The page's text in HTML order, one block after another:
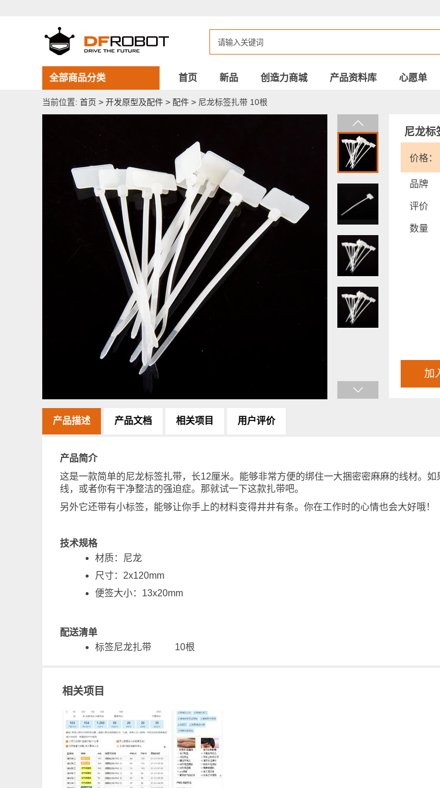
全部商品分类 首页 新品 创造力商城 产品资料库 心愿单
当前位置: 首页 > 开发原型及配件 > 配件 > 尼龙标签扎带 10根
尼龙标
价格：
品牌
评价
数量
加
产品描述 产品文档 相关项目 用户评价
产品简介
这是一款简单的尼龙标签扎带，长12厘米。能够非常方便的绑住一大捆密密麻麻的线材。
线，或者你有干净整洁的强迫症。那就试一下这款扎带吧。
另外它还带有小标签，能够让你手上的材料变得井井有条。你在工作时的心情也会大好哦！
技术规格
材质：尼龙
尺寸：2x120mm
便签大小：13x20mm
配送清单
标签尼龙扎带 10根
相关项目